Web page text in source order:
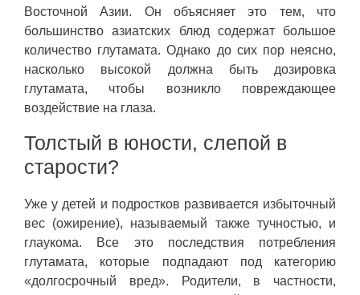
Восточной Азии. Он объясняет это тем, что
большинство азиатских блюд содержат большое
количество глутамата. Однако до сих пор неясно,
насколько высокой должна быть дозировка
глутамата, чтобы возникло повреждающее
воздействие на глаза.
Толстый в юности, слепой в
старости?
Уже у детей и подростков развивается избыточный
вес (ожирение), называемый также тучностью, и
глаукома. Все это последствия потребления
глутамата, которые подпадают под категорию
«долгосрочный вред». Родители, в частности,